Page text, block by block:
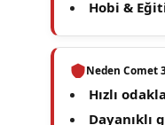
Hobi &
Neden Comet
Hızlı
Dayanıklı